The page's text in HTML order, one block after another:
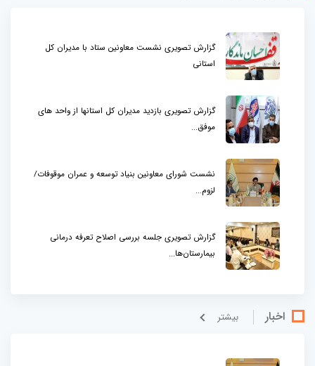
گزارش تصویری نشست معاونین ستاد با مدیران کل
استانی
گزارش تصویری بازدید مدیران کل استانها از واحد های
موفق...
نشست شورای معاونین بنیاد توسعه و عمران موقوفات/
لزوم...
گزارش تصویری جلسه بررسی اصلاح تعرفه درمانی
بیمارستان‌ها...
اخبار بيشتر